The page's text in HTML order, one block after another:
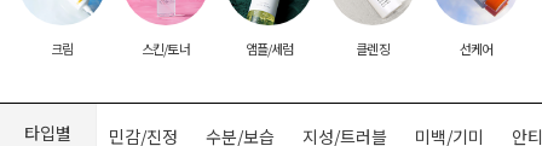
크림 스킨/토너 앰플/세럼 클렌징 선케어
타입별 민감/진정 수분/보습 지성/트러블 미백/기미 안